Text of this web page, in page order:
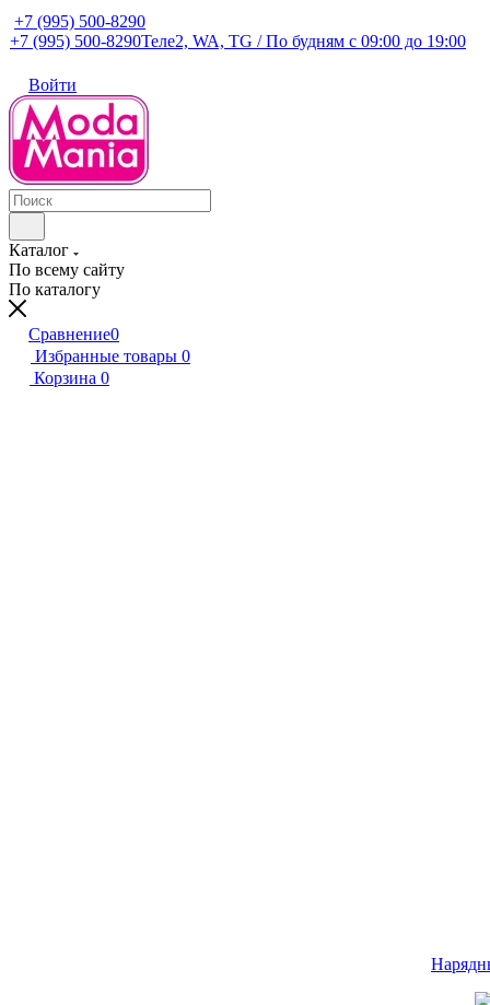
+7 (995) 500-8290
+7 (995) 500-8290Теле2, WA, TG / По будням c 09:00 до 19:00
Войти
Каталог
По всему сайту
По каталогу
Сравнение0
Избранные товары 0
Корзина 0